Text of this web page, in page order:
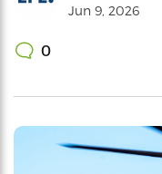
Jun 9, 2026
0